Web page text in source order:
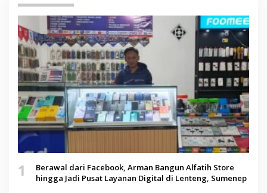
1
Berawal dari Facebook, Arman Bangun Alfatih Store
hingga Jadi Pusat Layanan Digital di Lenteng, Sumenep